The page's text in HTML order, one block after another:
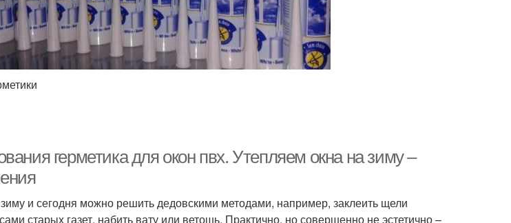
герметика для окон пвх. Утепляем окна на зиму –
и сегодня можно решить дедовскими методами, например, заклеить щели
старых газет, набить вату или ветошь. Практично, но совершенно не эстетично –